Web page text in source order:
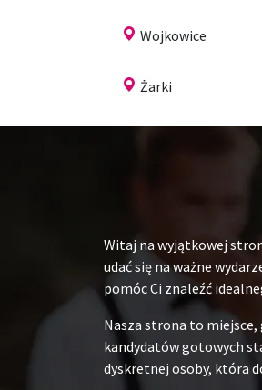
Wojkowice
Żarki
Witaj na wyjątkowej
udać się na ważne
pomóc Ci znaleźć
Nasza strona to
kandydatów gotowych
dyskretnej osoby, która